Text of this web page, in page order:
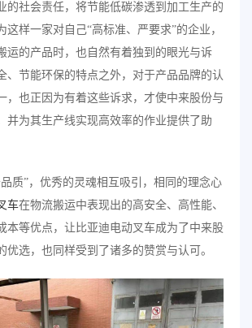
的社会责任，将节能低碳渗透到加工生产的
这样一家对自己“高标准、严要求”的企业，
运的产品时，也自然有着独到的眼光与诉
、节能环保的特点之外，对于产品品牌的认
，也正因为有着这些诉求，才使中来股份与
并为其生产线实现高效率的作业提供了助
质”，优秀的灵魂相互吸引，相同的理念心
车在物流搬运中表现出的高安全、高性能、
本等优点，让比亚迪电动叉车成为了中来股
优选，也同样受到了诸多的赞赏与认可。